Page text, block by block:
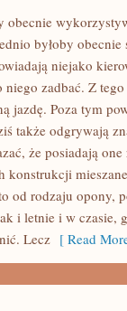
obecnie
byłoby
niejako
zadbać. Z
jazdę. Poza tym
także odgrywają
że posiadają one
konstrukcji
od rodzaju opony,
i letnie i w czasie,
Lecz [ Read